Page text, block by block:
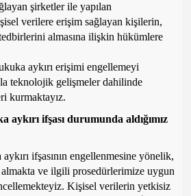
şirketler ile yapılan
verilere erişim sağlayan kişilerin,
almasına ilişkin hükümlere
aykırı erişimi engellemeyi
teknolojik gelişmeler dahilinde
kurmaktayız.
ifşası durumunda aldığımız
ifşasının engellenmesine yönelik,
ve ilgili prosedürlerimize uygun
Kişisel verilerin yetkisiz